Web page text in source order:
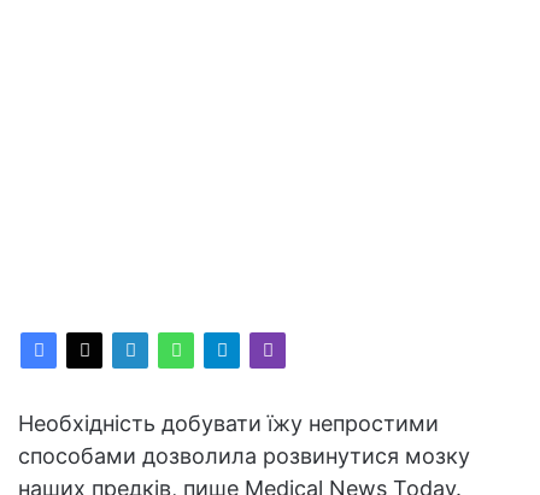
Необхідність добувати їжу непростими
способами дозволила розвинутися мозку
наших предків, пише Medical News Today.